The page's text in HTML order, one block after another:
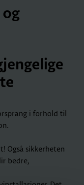
og
i forhold til
Også sikkerheten
bedre,